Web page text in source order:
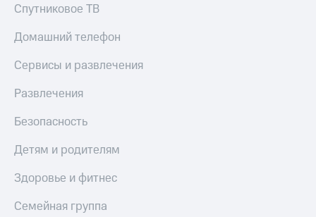
Спутниковое ТВ
Домашний телефон
Сервисы и развлечения
Развлечения
Безопасность
Детям и родителям
Здоровье и фитнес
Семейная группа